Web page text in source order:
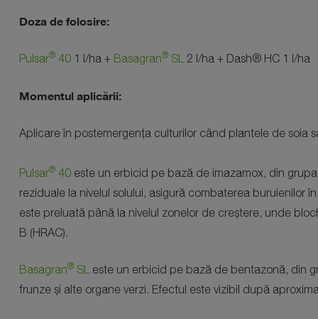
Doza de folosire:
Pulsar® 40 1 l/ha + Basagran® SL 2 l/ha + Dash® HC 1 l/ha
Momentul aplicării:
Aplicare în postemergența culturilor când plantele de soia
Pulsar® 40 este un erbicid pe bază de imazamox, din
reziduale la nivelul solului, asigură combaterea buruienilor
este preluată până la nivelul zonelor de creștere, unde
B (HRAC).
Basagran® SL este un erbicid pe bază de bentazonă, din
frunze și alte organe verzi. Efectul este vizibil după